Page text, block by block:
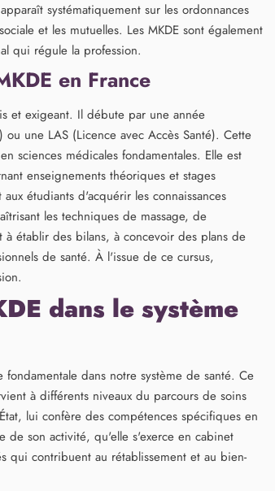
systématiquement sur les ordonnances
et les mutuelles. Les MKDE sont également
qui régule la profession.
en France
et exigeant. Il débute par une année
une LAS (Licence avec Accès Santé). Cette
sciences médicales fondamentales. Elle est
enseignements théoriques et stages
étudiants d'acquérir les connaissances
les techniques de massage, de
établir des bilans, à concevoir des plans de
de santé. À l'issue de ce cursus,
dans le système
dans notre système de santé. Ce
à différents niveaux du parcours de soins
lui confère des compétences spécifiques en
de son activité, qu'elle s'exerce en cabinet
qui contribuent au rétablissement et au bien-